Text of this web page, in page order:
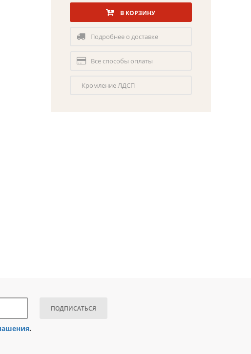
В КОРЗИНУ
Подробнее о доставке
Все способы оплаты
Кромление ЛДСП
ПОДПИСАТЬСЯ
.